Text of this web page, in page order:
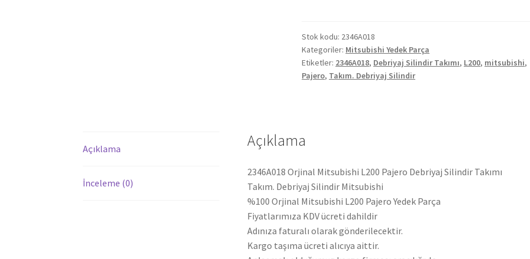
Debriyaj
Silindir
Takımı
2346A018
Stok kodu: 2346A018
Kategoriler: Mitsubishi Yedek Parça
Etiketler: 2346A018, Debriyaj Silindir Takımı, L200, mitsubishi,
Pajero, Takım. Debriyaj Silindir
Açıklama
İnceleme (0)
Açıklama
2346A018 Orjinal Mitsubishi L200 Pajero Debriyaj Silindir Takımı
Takım. Debriyaj Silindir Mitsubishi
%100 Orjinal Mitsubishi L200 Pajero Yedek Parça
Fiyatlarımıza KDV ücreti dahildir
Adınıza faturalı olarak gönderilecektir.
Kargo taşıma ücreti alıcıya aittir.